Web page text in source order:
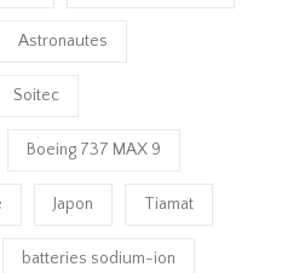
Astronautes
Soitec
Boeing 737 MAX 9
Japon Tiamat
batteries sodium-ion